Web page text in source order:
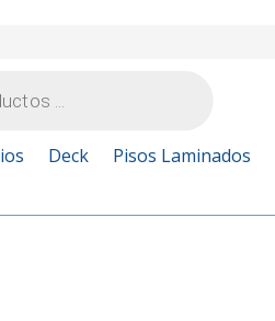
Deck Pisos Laminados